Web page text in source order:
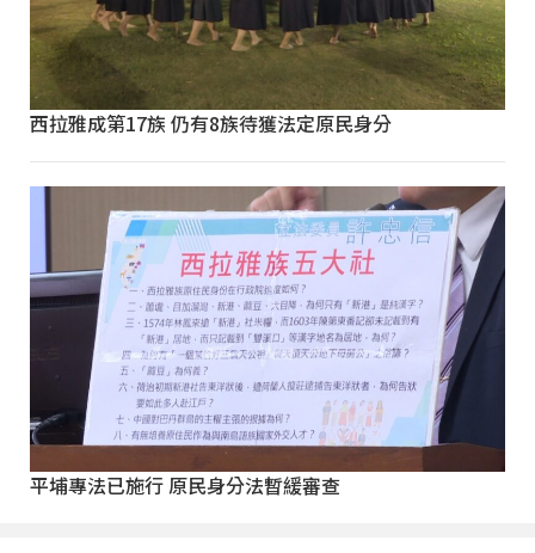
西拉雅成第17族 仍有8族待獲法定原民身分
平埔專法已施行 原民身分法暫緩審查